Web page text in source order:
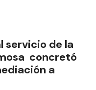
servicio de la
concretó
a